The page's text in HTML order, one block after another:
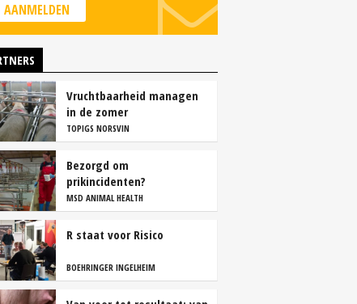
AANMELDEN
Vruchtbaarheid managen
in de zomer
TOPIGS NORSVIN
Bezorgd om
prikincidenten?
MSD ANIMAL HEALTH
R staat voor Risico
BOEHRINGER INGELHEIM